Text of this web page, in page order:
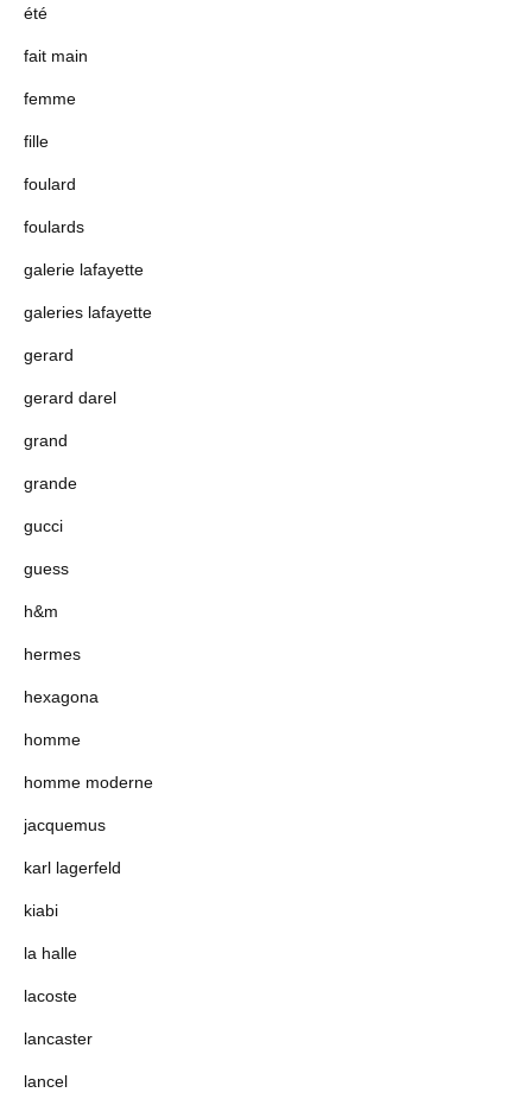
été
fait main
femme
fille
foulard
foulards
galerie lafayette
galeries lafayette
gerard
gerard darel
grand
grande
gucci
guess
h&m
hermes
hexagona
homme
homme moderne
jacquemus
karl lagerfeld
kiabi
la halle
lacoste
lancaster
lancel